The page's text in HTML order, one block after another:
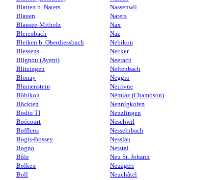
Blatten b. Naters
Blauen
Blausee-Mitholz
Bleienbach
Bleiken b. Oberdiessbach
Blessens
Blignou (Ayent)
Blitzingen
Blonay
Blumenstein
Böbikon
Böckten
Bodio TI
Boécourt
Bofflens
Bogis-Bossey
Bogno
Bôle
Bolken
Boll
Nassenwil
Naters
Nax
Naz
Nebikon
Necker
Neerach
Neftenbach
Neggio
Neirivue
Némiaz (Chamoson)
Nennigkofen
Nenzlingen
Neschwil
Nesselnbach
Nesslau
Netstal
Neu St. Johann
Neuägeri
Neuchâtel